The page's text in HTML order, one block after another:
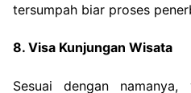
tersumpah biar proses
8. Visa Kunjungan Wisata
Sesuai dengan